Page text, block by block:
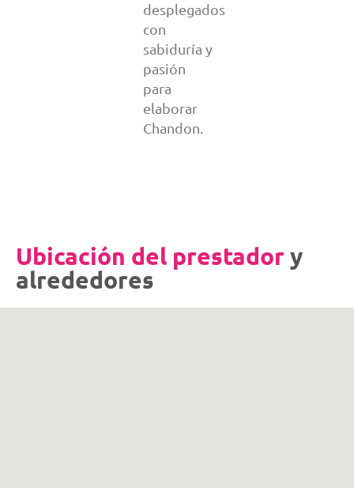
desplegados
con
sabiduría y
pasión
para
elaborar
Chandon.
Ubicación del prestadory
alrededores